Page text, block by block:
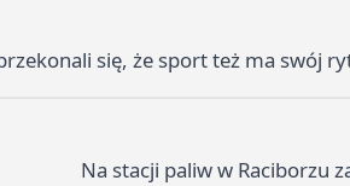
się, że sport też ma swój
Na stacji paliw w Raciborzu